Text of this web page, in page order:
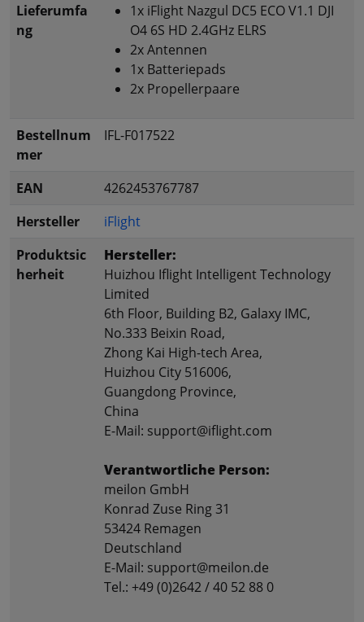
Lieferumfa
ng
1x iFlight Nazgul DC5 ECO V1.1 DJI
O4 6S HD 2.4GHz ELRS
2x Antennen
1x Batteriepads
2x Propellerpaare
Bestellnum
mer
IFL-F017522
EAN
4262453767787
Hersteller
iFlight
Produktsic
herheit
Hersteller:
Huizhou Iflight Intelligent Technology
Limited
6th Floor, Building B2, Galaxy IMC,
No.333 Beixin Road,
Zhong Kai High-tech Area,
Huizhou City 516006,
Guangdong Province,
China
E-Mail: support@iflight.com
Verantwortliche Person:
meilon GmbH
Konrad Zuse Ring 31
53424 Remagen
Deutschland
E-Mail: support@meilon.de
Tel.: +49 (0)2642 / 40 52 88 0